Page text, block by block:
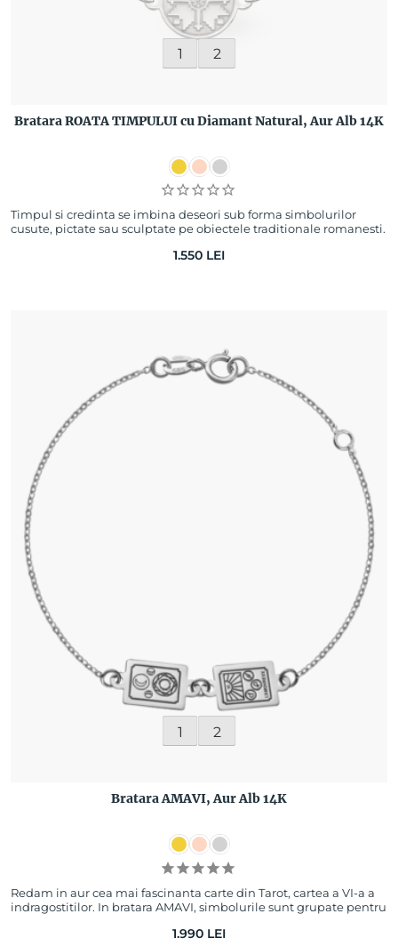
1 2
Bratara ROATA TIMPULUI cu Diamant Natural, Aur Alb 14K
Timpul si credinta se imbina deseori sub forma simbolurilor
cusute, pictate sau sculptate pe obiectele traditionale romanesti.
1.550 LEI
1 2
Bratara AMAVI, Aur Alb 14K
Redam in aur cea mai fascinanta carte din Tarot, cartea a VI-a a
indragostitilor. In bratara AMAVI, simbolurile sunt grupate pentru
1.990 LEI